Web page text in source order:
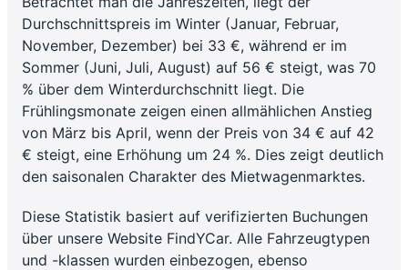
Durchschnittspreis im Winter (Januar, Februar,
November, Dezember) bei 33 €, während er im
Sommer (Juni, Juli, August) auf 56 € steigt, was 70
% über dem Winterdurchschnitt liegt. Die
Frühlingsmonate zeigen einen allmählichen Anstieg
von März bis April, wenn der Preis von 34 € auf 42
€ steigt, eine Erhöhung um 24 %. Dies zeigt deutlich
den saisonalen Charakter des Mietwagenmarktes.
Diese Statistik basiert auf verifizierten Buchungen
über unsere Website FindYCar. Alle Fahrzeugtypen
und -klassen wurden einbezogen, ebenso